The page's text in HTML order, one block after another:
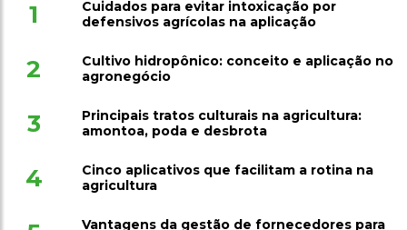
Cuidados para evitar intoxicação por
Cultivo hidropônico: conceito e aplicação no
Principais tratos culturais na agricultura:
Cinco aplicativos que facilitam a rotina na